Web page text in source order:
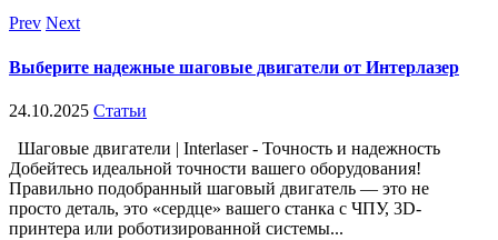
Prev Next
Выберите надежные шаговые двигатели от Интерлазер
24.10.2025 Статьи
Шаговые двигатели | Interlaser - Точность и надежность
Добейтесь идеальной точности вашего оборудования!
Правильно подобранный шаговый двигатель — это не
просто деталь, это «сердце» вашего станка с ЧПУ, 3D-
принтера или роботизированной системы...